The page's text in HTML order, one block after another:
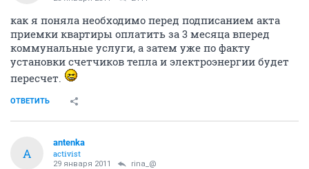
как я поняла необходимо перед подписанием акта
приемки квартиры оплатить за 3 месяца вперед
коммунальные услуги, а затем уже по факту
установки счетчиков тепла и электроэнергии будет
пересчет.
ОТВЕТИТЬ
A
antenka
activist
29 января 2011 rina_@